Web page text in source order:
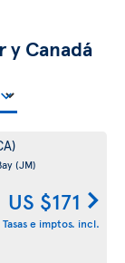
y Canadá
(JM)
US $171
Tasas e imptos. incl.